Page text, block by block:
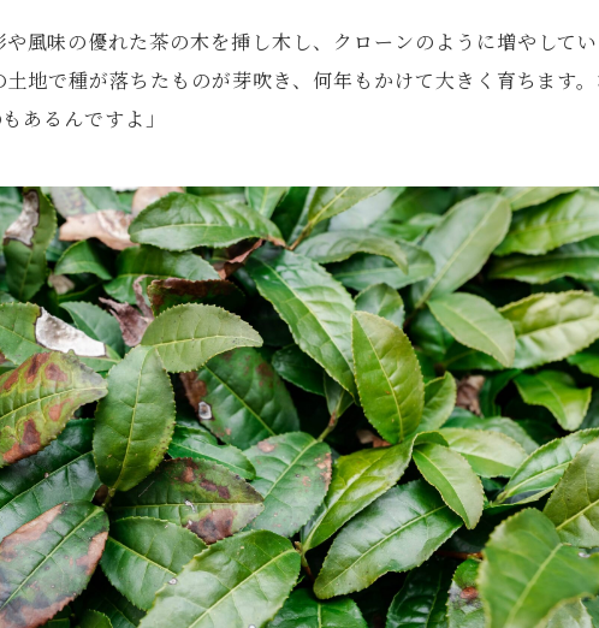
や風味の優れた茶の木を挿し木し、クローンのように増やして
地で種が落ちたものが芽吹き、何年もかけて大きく育ちます
あるんですよ」